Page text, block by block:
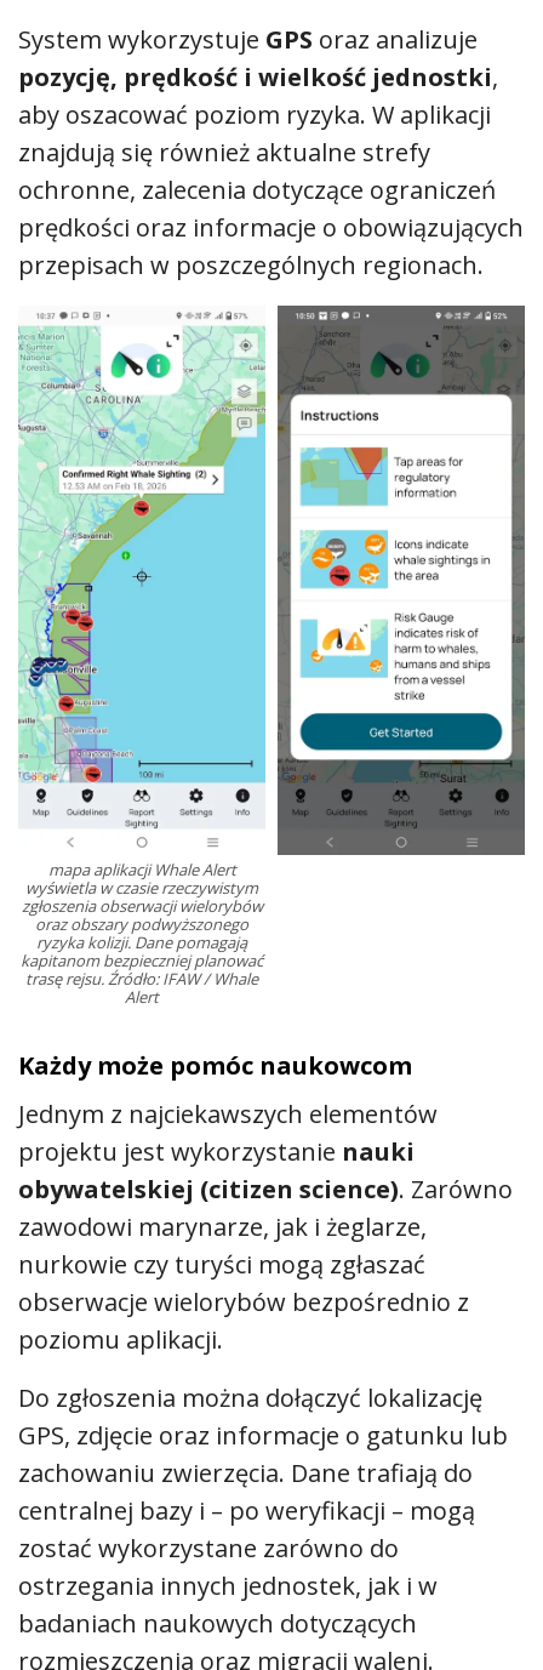
System wykorzystuje GPS oraz analizuje
pozycję, prędkość i wielkość jednostki,
aby oszacować poziom ryzyka. W aplikacji
znajdują się również aktualne strefy
ochronne, zalecenia dotyczące ograniczeń
prędkości oraz informacje o obowiązujących
przepisach w poszczególnych regionach.
mapa aplikacji Whale Alert
wyświetla w czasie rzeczywistym
zgłoszenia obserwacji wielorybów
oraz obszary podwyższonego
ryzyka kolizji. Dane pomagają
kapitanom bezpieczniej planować
trasę rejsu. Źródło: IFAW / Whale
Alert
Każdy może pomóc naukowcom
Jednym z najciekawszych elementów
projektu jest wykorzystanie nauki
obywatelskiej (citizen science). Zarówno
zawodowi marynarze, jak i żeglarze,
nurkowie czy turyści mogą zgłaszać
obserwacje wielorybów bezpośrednio z
poziomu aplikacji.
Do zgłoszenia można dołączyć lokalizację
GPS, zdjęcie oraz informacje o gatunku lub
zachowaniu zwierzęcia. Dane trafiają do
centralnej bazy i – po weryfikacji – mogą
zostać wykorzystane zarówno do
ostrzegania innych jednostek, jak i w
badaniach naukowych dotyczących
rozmieszczenia oraz migracji waleni.